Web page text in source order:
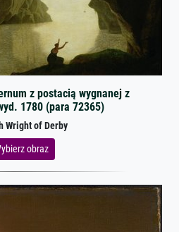
z postacią wygnanej z
1780 (para 72365)
Wright of Derby
obraz